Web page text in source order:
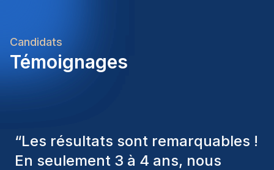
Candidats
Témoignages
“Les consultants Homini ont
toujours pris en considération